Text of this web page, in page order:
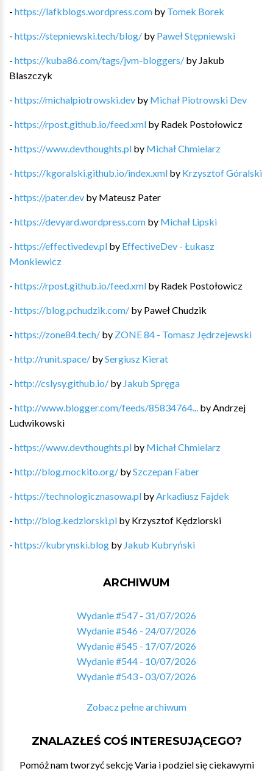
- https://lafkblogs.wordpress.com by Tomek Borek
- https://stepniewski.tech/blog/ by Paweł Stępniewski
- https://kuba86.com/tags/jvm-bloggers/ by Jakub
Blaszczyk
- https://michalpiotrowski.dev by Michał Piotrowski Dev
- https://rpost.github.io/feed.xml by Radek Postołowicz
- https://www.devthoughts.pl by Michał Chmielarz
- https://kgoralski.github.io/index.xml by Krzysztof Góralski
- https://pater.dev by Mateusz Pater
- https://devyard.wordpress.com by Michał Lipski
- https://effectivedev.pl by EffectiveDev - Łukasz
Monkiewicz
- https://rpost.github.io/feed.xml by Radek Postołowicz
- https://blog.pchudzik.com/ by Paweł Chudzik
- https://zone84.tech/ by ZONE 84 - Tomasz Jędrzejewski
- http://runit.space/ bySergiusz Kierat
- http://cslysy.github.io/ by Jakub Spręga
- http://www.blogger.com/feeds/85834764... by Andrzej
Ludwikowski
- https://www.devthoughts.pl by Michał Chmielarz
- http://blog.mockito.org/ bySzczepan Faber
- https://technologicznasowa.pl by Arkadiusz Fajdek
- http://blog.kedziorski.pl by Krzysztof Kędziorski
- https://kubrynski.blog by Jakub Kubryński
ARCHIWUM
Wydanie #547 - 31/07/2026
Wydanie #546 - 24/07/2026
Wydanie #545 - 17/07/2026
Wydanie #544 - 10/07/2026
Wydanie #543 - 03/07/2026
Zobacz pełne archiwum
ZNALAZŁEŚ COŚ INTERESUJĄCEGO?
Pomóż nam tworzyć sekcję Varia i podziel się ciekawymi